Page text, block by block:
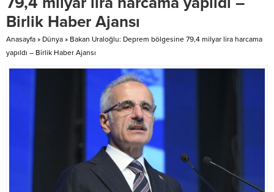
Birlik Haber Ajansı
Anasayfa » Dünya » Bakan Uraloğlu: Deprem bölgesine 79,4 milyar lira harcama
yapıldı – Birlik Haber Ajansı